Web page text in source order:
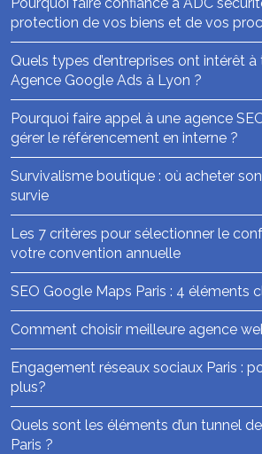
protection de vos biens et de vos
Quels types d’entreprises ont intérêt
Agence Google Ads à Lyon ?
Pourquoi faire appel à une agence
gérer le référencement en interne ?
Survivalisme boutique : où acheter
survie
Les 7 critères pour sélectionner le
votre convention annuelle
SEO Google Maps Paris : 4 éléments
Comment choisir meilleure agence
Engagement réseaux sociaux Paris :
plus?
Quels sont les éléments d’un tunnel
Paris ?